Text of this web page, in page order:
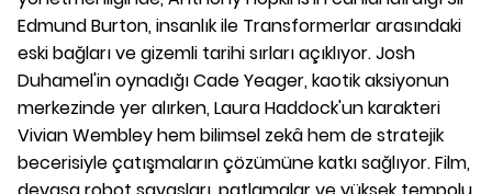
Edmund Burton, insanlık ile Transformerlar arasındaki
eski bağları ve gizemli tarihi sırları açıklıyor. Josh
Duhamel'in oynadığı Cade Yeager, kaotik aksiyonun
merkezinde yer alırken, Laura Haddock'un karakteri
Vivian Wembley hem bilimsel zekâ hem de stratejik
becerisiyle çatışmaların çözümüne katkı sağlıyor. Film,